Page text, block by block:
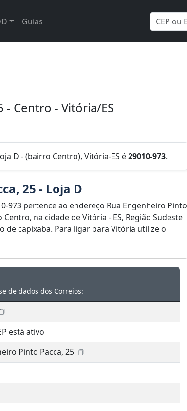
Guias
- Centro - Vitória/ES
D - (bairro Centro), Vitória-ES é29010-973.
25 - Loja D
973 pertence ao endereço Rua Engenheiro Pinto
na cidade de Vitória - ES, Região Sudeste
de capixaba. Para ligar para Vitória utilize o
de dados dos Correios:
está ativo
Pinto Pacca, 25